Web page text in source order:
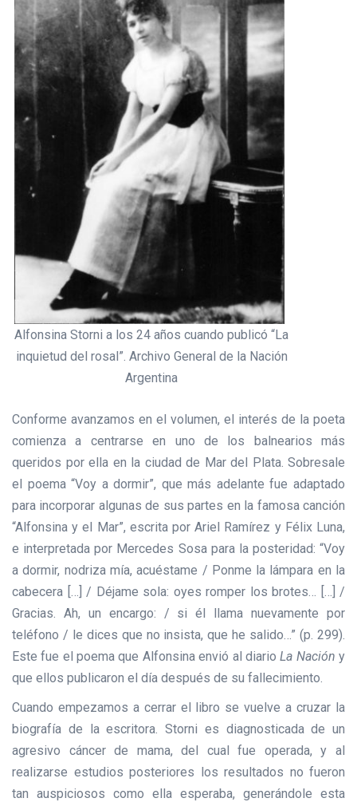
Alfonsina Storni a los 24 años cuando publicó “La
inquietud del rosal”. Archivo General de la Nación
Argentina
Conforme avanzamos en el volumen, el interés de la poeta
comienza a centrarse en uno de los balnearios más
queridos por ella en la ciudad de Mar del Plata. Sobresale
el poema “Voy a dormir”, que más adelante fue adaptado
para incorporar algunas de sus partes en la famosa canción
“Alfonsina y el Mar”, escrita por Ariel Ramírez y Félix Luna,
e interpretada por Mercedes Sosa para la posteridad: “Voy
a dormir, nodriza mía, acuéstame / Ponme la lámpara en la
cabecera […] / Déjame sola: oyes romper los brotes… […] /
Gracias. Ah, un encargo: / si él llama nuevamente por
teléfono / le dices que no insista, que he salido…” (p. 299).
Este fue el poema que Alfonsina envió al diarioLa Nación y
que ellos publicaron el día después de su fallecimiento.
Cuando empezamos a cerrar el libro se vuelve a cruzar la
biografía de la escritora. Storni es diagnosticada de un
agresivo cáncer de mama, del cual fue operada, y al
realizarse estudios posteriores los resultados no fueron
tan auspiciosos como ella esperaba, generándole esta